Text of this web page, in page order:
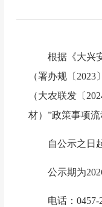
根据《大兴
（署办规〔
（大农联发〔
材）”政策事项流
自公示之日
公示期为
电话：0457-